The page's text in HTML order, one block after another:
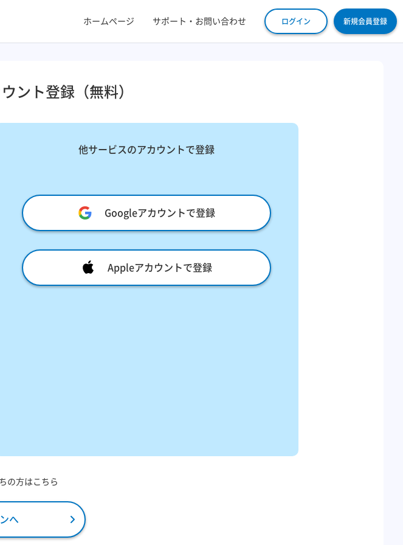
ホームページ サポート・お問い合わせ ログイン 新規会員登録
ント登録​（無料）​
他サービスのアカウントで登録
Googleアカウントで登録
Appleアカウントで登録
の方はこちら
へ